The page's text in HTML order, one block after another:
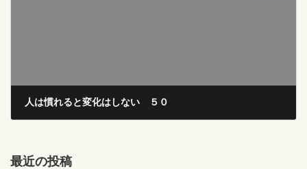
人は慣れると変化はしない ５０
最近の投稿